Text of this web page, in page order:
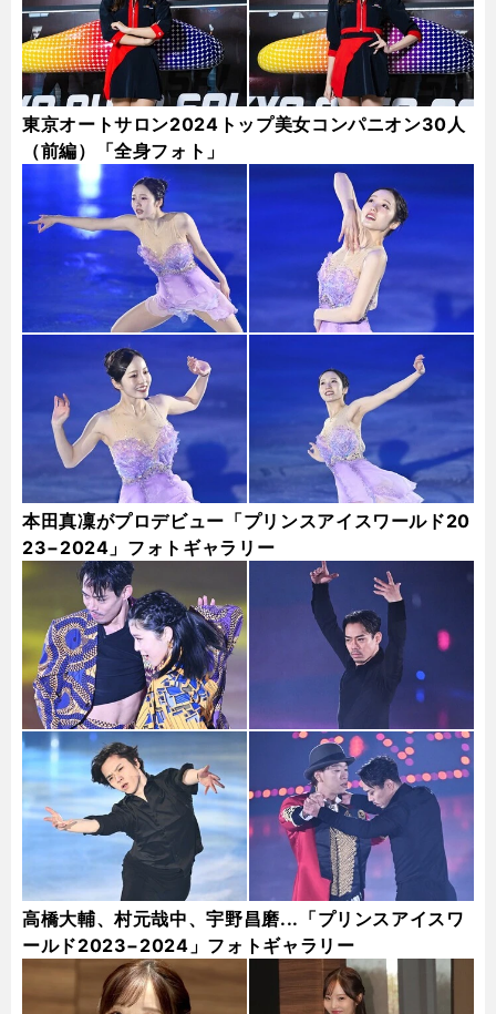
東京オートサロン2024トップ美女コンパニオン30人
（前編）「全身フォト」
本田真凜がプロデビュー「プリンスアイスワールド20
23−2024」フォトギャラリー
高橋大輔、村元哉中、宇野昌磨...「プリンスアイスワ
ールド2023−2024」フォトギャラリー